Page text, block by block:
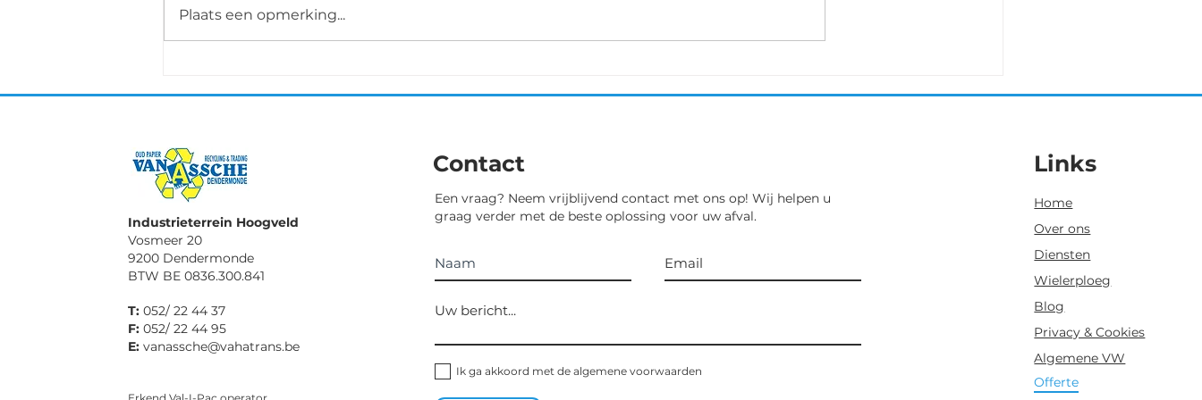
deelneemsters...
Plaats een opmerking...
Industrieterrein Hoogveld
Vosmeer 20
9200 Dendermonde
BTW BE 0836.300.841
T: 052/ 22 44 37
F:052/ 22 44 95
E: vanassche@vahatrans.be
Contact
Een vraag? Neem vrijblijvend contact met ons op! Wij helpen u
graag verder met de beste oplossing voor uw afval.
Ik ga akkoord met de algemene voorwaarden
Links
Home
Over ons
Diensten
Wielerploeg
Blog
Privacy & Cookies
Algemene VW
Offerte